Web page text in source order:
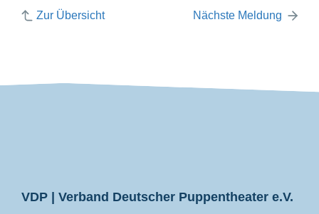
Zur Übersicht Nächste Meldung
VDP | Verband Deutscher Puppentheater e.V.